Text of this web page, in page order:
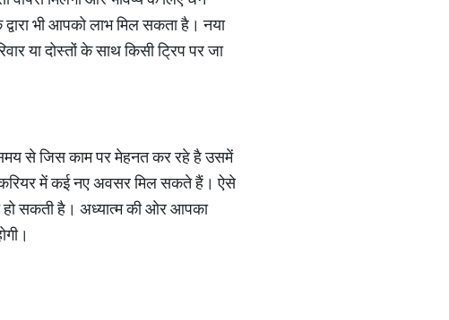
भी आपको लाभ मिल सकता है। नया
या दोस्तों के साथ किसी ट्रिप पर जा
समय से जिस काम पर मेहनत कर रहे है उसमें
में कई नए अवसर मिल सकते हैं। ऐसे
हो सकती है। अध्यात्म की ओर आपका